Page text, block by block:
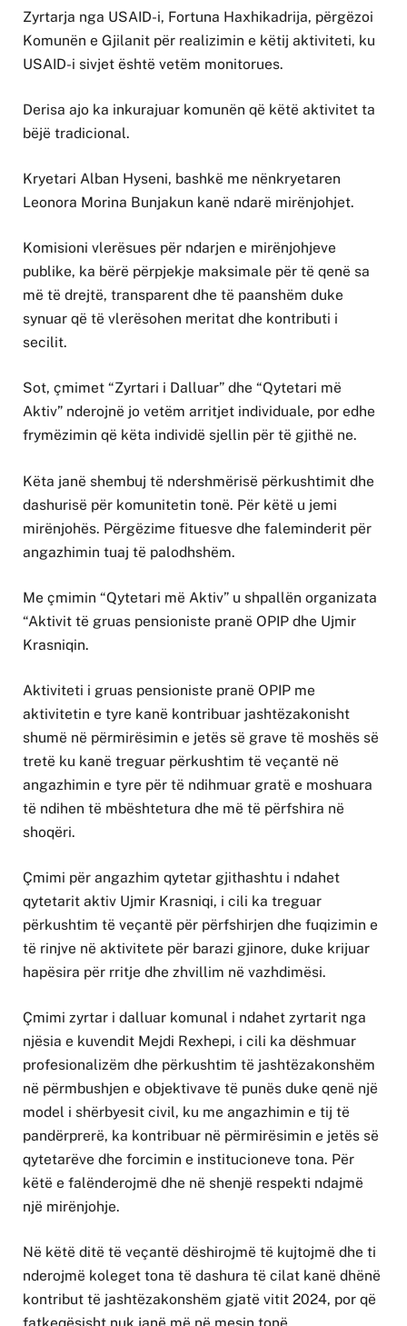
Zyrtarja nga USAID-i, Fortuna Haxhikadrija, përgëzoi
Komunën e Gjilanit për realizimin e këtij aktiviteti, ku
USAID-i sivjet është vetëm monitorues.
Derisa ajo ka inkurajuar komunën që këtë aktivitet ta
bëjë tradicional.
Kryetari Alban Hyseni, bashkë me nënkryetaren
Leonora Morina Bunjakun kanë ndarë mirënjohjet.
Komisioni vlerësues për ndarjen e mirënjohjeve
publike, ka bërë përpjekje maksimale për të qenë sa
më të drejtë, transparent dhe të paanshëm duke
synuar që të vlerësohen meritat dhe kontributi i
secilit.
Sot, çmimet “Zyrtari i Dalluar” dhe “Qytetari më
Aktiv” nderojnë jo vetëm arritjet individuale, por edhe
frymëzimin që këta individë sjellin për të gjithë ne.
Këta janë shembuj të ndershmërisë përkushtimit dhe
dashurisë për komunitetin tonë. Për këtë u jemi
mirënjohës. Përgëzime fituesve dhe faleminderit për
angazhimin tuaj të palodhshëm.
Me çmimin “Qytetari më Aktiv” u shpallën organizata
“Aktivit të gruas pensioniste pranë OPIP dhe Ujmir
Krasniqin.
Aktiviteti i gruas pensioniste pranë OPIP me
aktivitetin e tyre kanë kontribuar jashtëzakonisht
shumë në përmirësimin e jetës së grave të moshës së
tretë ku kanë treguar përkushtim të veçantë në
angazhimin e tyre për të ndihmuar gratë e moshuara
të ndihen të mbështetura dhe më të përfshira në
shoqëri.
Çmimi për angazhim qytetar gjithashtu i ndahet
qytetarit aktiv Ujmir Krasniqi, i cili ka treguar
përkushtim të veçantë për përfshirjen dhe fuqizimin e
të rinjve në aktivitete për barazi gjinore, duke krijuar
hapësira për rritje dhe zhvillim në vazhdimësi.
Çmimi zyrtar i dalluar komunal i ndahet zyrtarit nga
njësia e kuvendit Mejdi Rexhepi, i cili ka dëshmuar
profesionalizëm dhe përkushtim të jashtëzakonshëm
në përmbushjen e objektivave të punës duke qenë një
model i shërbyesit civil, ku me angazhimin e tij të
pandërprerë, ka kontribuar në përmirësimin e jetës së
qytetarëve dhe forcimin e institucioneve tona. Për
këtë e falënderojmë dhe në shenjë respekti ndajmë
një mirënjohje.
Në këtë ditë të veçantë dëshirojmë të kujtojmë dhe ti
nderojmë koleget tona të dashura të cilat kanë dhënë
kontribut të jashtëzakonshëm gjatë vitit 2024, por që